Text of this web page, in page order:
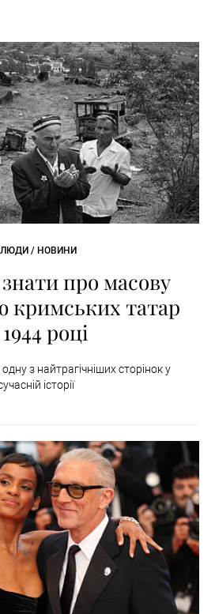
ЛЮДИ / НОВИНИ
про масову
кримських татар
році
з найтрагічніших сторінок у
історії